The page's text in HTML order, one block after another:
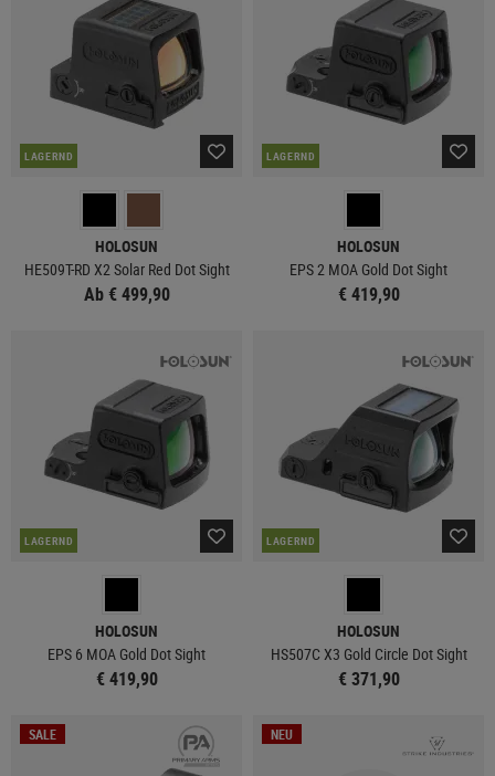
LAGERND
HOLOSUN
HE509T-RD X2 Solar Red Dot Sight
Ab € 499,90
LAGERND
HOLOSUN
EPS 2 MOA Gold Dot Sight
€ 419,90
LAGERND
HOLOSUN
EPS 6 MOA Gold Dot Sight
€ 419,90
LAGERND
HOLOSUN
HS507C X3 Gold Circle Dot Sight
€ 371,90
SALE NEU